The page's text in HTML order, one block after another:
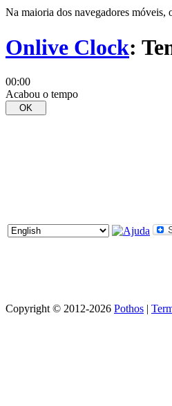
Na maioria dos navegadores
Onlive Clock:
00:00
Acabou o tempo
Copyright © 2012-2026 Pothos |